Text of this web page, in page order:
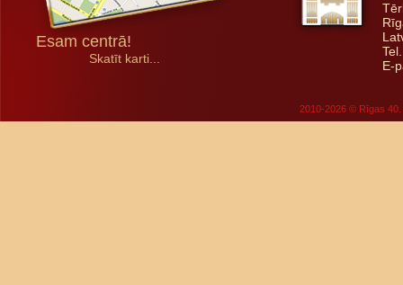
Esam centrā!
Skatīt karti...
E-
2010-2026 © Rīgas